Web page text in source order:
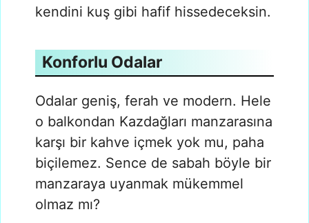
kendini kuş gibi hafif hissedeceksin.
Konforlu Odalar
Odalar geniş, ferah ve modern. Hele
o balkondan Kazdağları manzarasına
karşı bir kahve içmek yok mu, paha
biçilemez. Sence de sabah böyle bir
manzaraya uyanmak mükemmel
olmaz mı?